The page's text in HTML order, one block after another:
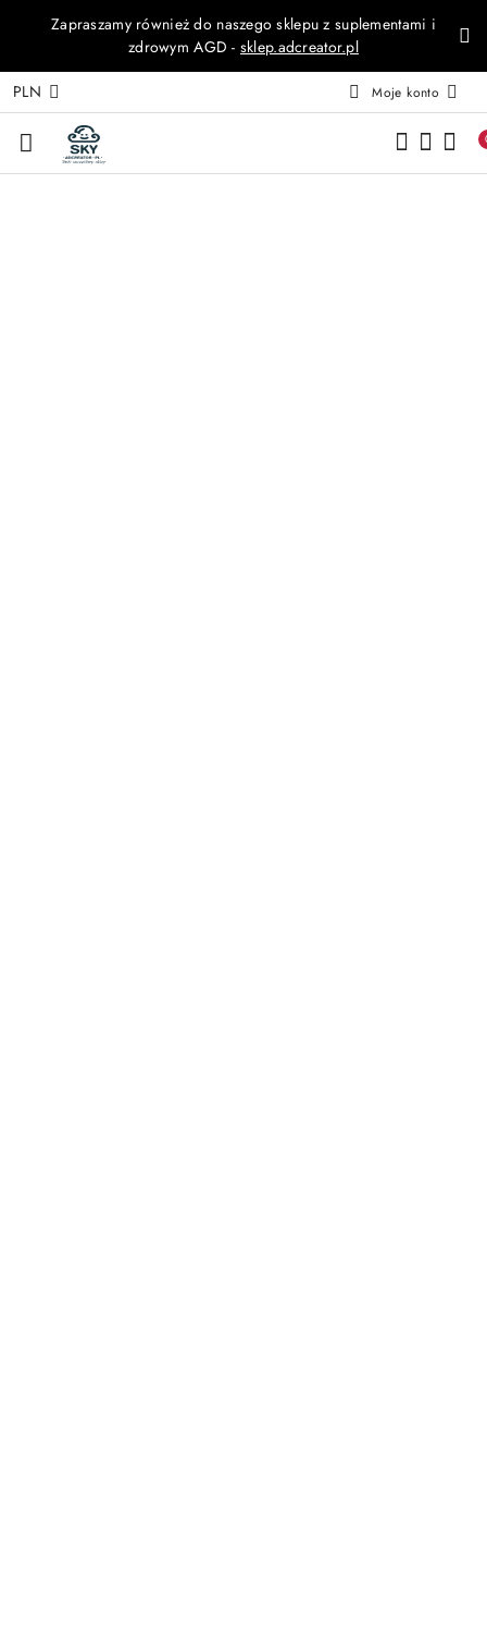
Przejdź do treści głównej
Przejdź do wyszukiwarki
Przejdź do moje konto
Przejdź do menu głównego
Przejdź do opisu produktu
Przejdź do stopki
Zapraszamy również do naszego sklepu z suplementami i
zdrowym AGD - sklep.adcreator.pl
PLN Moje konto